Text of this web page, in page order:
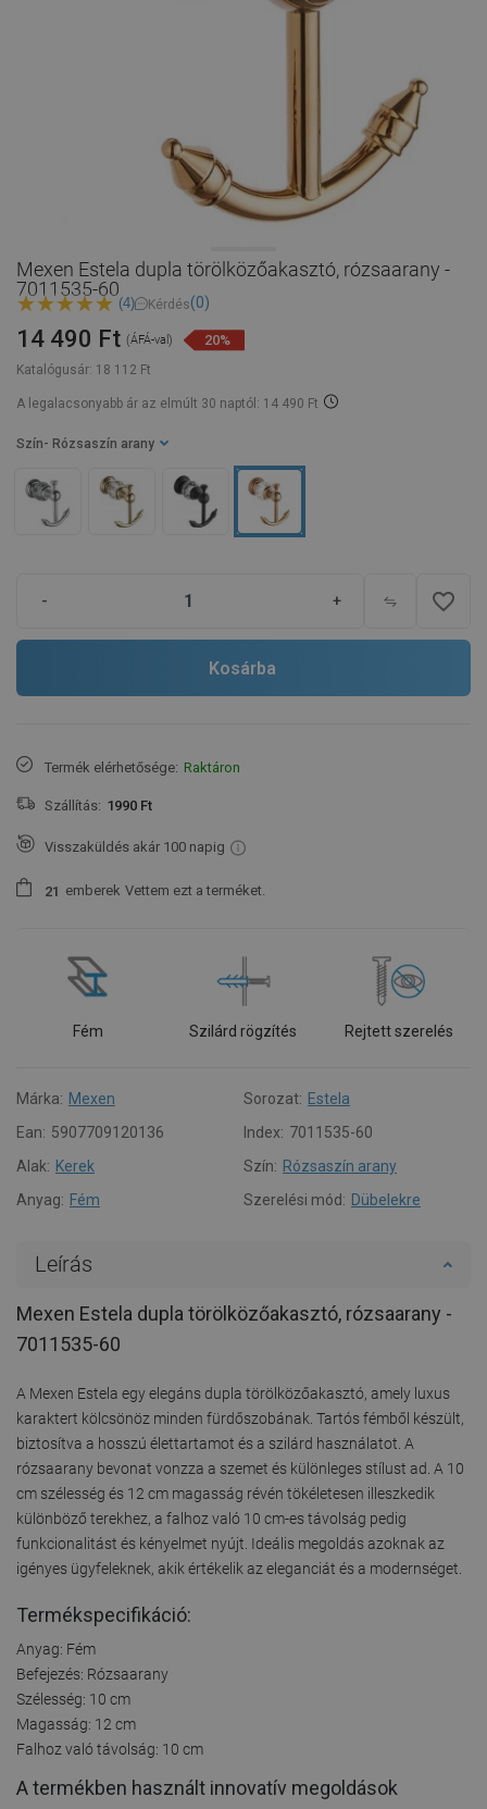
Mexen Estela dupla törölközőakasztó, rózsaarany -
7011535-60
(4) Kérdés(0)
Katalógusár: 18 112 Ft
14 490 Ft (ÁFÁ-val) 20%
A legalacsonyabb ár az elmúlt 30 naptól: 14 490 Ft
Szín - Rózsaszín arany
- + favorite_border
Kosárba
Termék elérhetősége: Raktáron
Szállítás: 1990 Ft
Visszaküldés akár 100 napig
21 emberek Vettem ezt a terméket.
Fém Szilárd rögzítés Rejtett szerelés
Márka: Mexen Sorozat: Estela
Ean: 5907709120136 Index: 7011535-60
Alak: Kerek Szín: Rózsaszín arany
Anyag: Fém Szerelési mód: Dübelekre
Leírás
Mexen Estela dupla törölközőakasztó, rózsaarany -
7011535-60
A Mexen Estela egy elegáns dupla törölközőakasztó, amely luxus
karaktert kölcsönöz minden fürdőszobának. Tartós fémből készült,
biztosítva a hosszú élettartamot és a szilárd használatot. A
rózsaarany bevonat vonzza a szemet és különleges stílust ad. A 10
cm szélesség és 12 cm magasság révén tökéletesen illeszkedik
különböző terekhez, a falhoz való 10 cm-es távolság pedig
funkcionalitást és kényelmet nyújt. Ideális megoldás azoknak az
igényes ügyfeleknek, akik értékelik az eleganciát és a modernséget.
Termékspecifikáció:
Anyag: Fém
Befejezés: Rózsaarany
Szélesség: 10 cm
Magasság: 12 cm
Falhoz való távolság: 10 cm
A termékben használt innovatív megoldások